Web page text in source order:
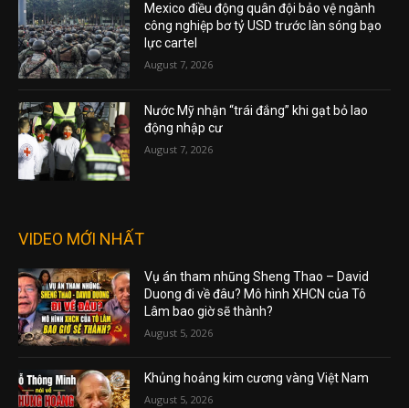
Mexico điều động quân đội bảo vệ ngành
công nghiệp bơ tỷ USD trước làn sóng bạo
lực cartel
August 7, 2026
Nước Mỹ nhận “trái đắng” khi gạt bỏ lao
động nhập cư
August 7, 2026
VIDEO MỚI NHẤT
Vụ án tham nhũng Sheng Thao – David
Duong đi về đâu? Mô hình XHCN của Tô
Lâm bao giờ sẽ thành?
August 5, 2026
Khủng hoảng kim cương vàng Việt Nam
August 5, 2026